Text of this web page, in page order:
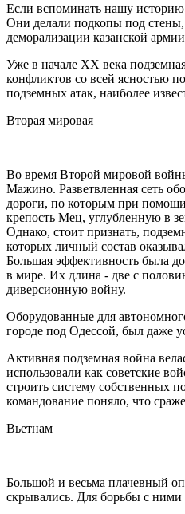
Если вспоминать нашу
Они делали подкопы под
деморализации казанской
Уже в начале ХХ века
конфликтов со всей ясностью
подземных атак, наиболее
Вторая мировая
Во время Второй мировой
Мажино. Разветвленная сеть
дороги, по которым при
крепость Мец, углубленную в
Однако, стоит признать,
которых личный состав
Большая эффективность была
в мире. Их длина - две с
диверсионную войну.
Оборудованные для
городе под Одессой, был даже
Активная подземная война
использовали как советские
строить систему собственных
командование поняло, что
Вьетнам
Большой и весьма плачевный
скрывались. Для борьбы с